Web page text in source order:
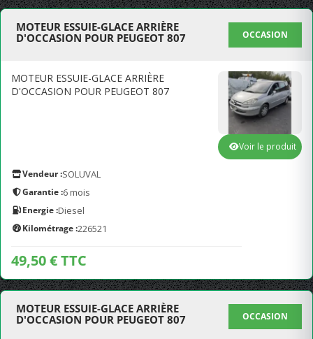
MOTEUR ESSUIE-GLACE ARRIÈRE
D'OCCASION POUR PEUGEOT 807
OCCASION
MOTEUR ESSUIE-GLACE ARRIÈRE
D'OCCASION POUR PEUGEOT 807
Vendeur :SOLUVAL
Garantie :6 mois
Energie :Diesel
Kilométrage :226521
49,50 € TTC
Voir le produit
MOTEUR ESSUIE-GLACE ARRIÈRE
D'OCCASION POUR PEUGEOT 807
OCCASION